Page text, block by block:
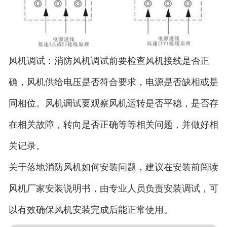
风机调试：消防风机调试前要检查风机接线是否正
确，风机供给电压是否符合要求，电源是否缺相或是
同相位。风机调试要观察风机运转是否平稳，是否存
在相关故障，转向是否正确等等相关问题，并做好相
关记录。
关于落地消防风机如何安装问题，建议在安装前阅读
风机厂家安装说明书，由专业人员负责安装调试，可
以有效确保风机安装完成后能正常使用。